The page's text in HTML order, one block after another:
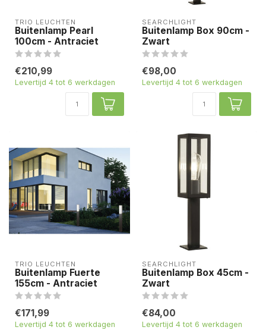
TRIO LEUCHTEN
Buitenlamp Pearl
100cm - Antraciet
€210,99
Levertijd 4 tot 6 werkdagen
SEARCHLIGHT
Buitenlamp Box 90cm -
Zwart
€98,00
Levertijd 4 tot 6 werkdagen
TRIO LEUCHTEN
Buitenlamp Fuerte
155cm - Antraciet
€171,99
Levertijd 4 tot 6 werkdagen
SEARCHLIGHT
Buitenlamp Box 45cm -
Zwart
€84,00
Levertijd 4 tot 6 werkdagen